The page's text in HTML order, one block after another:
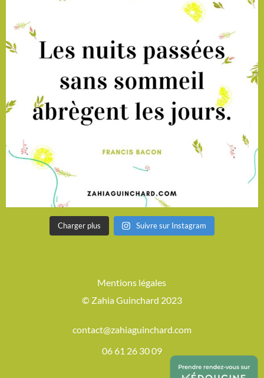
Charger plus Suivre sur Instagram
Mentions légales
© Zahia Guinchard 2023
contact@zahiaguinchard.com
06 61 26 30 09